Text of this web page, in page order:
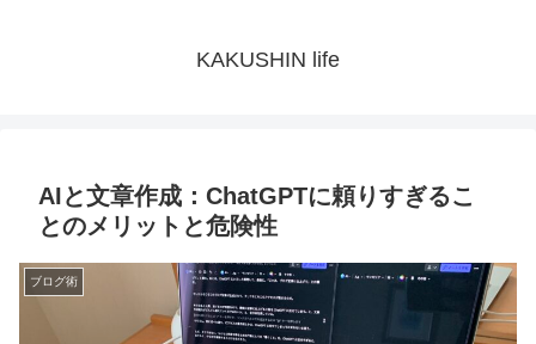
KAKUSHIN life
AIと文章作成：ChatGPTに頼りすぎるこ
とのメリットと危険性
ブログ術